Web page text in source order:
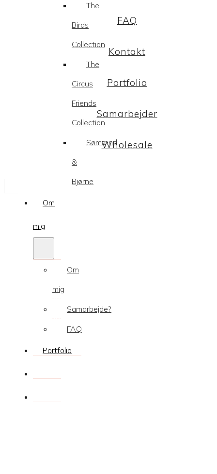
The
Birds
Collection
The
Circus
Friends
Collection
Sømænd
&
Bjørne
Om
mig
Om
mig
Samarbejde?
FAQ
Portfolio
FAQ
Kontakt
Portfolio
Samarbejder
Wholesale